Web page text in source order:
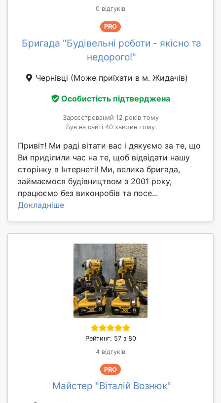
0 відгуків
PRO
Бригада "Будівельні роботи - якісно та
недорого!"
Чернівці (Може приїхати в м. Жидачів)
Особистість підтверджена
Зареєстрований 12 років тому
Був на сайті 40 хвилин тому
Привіт! Ми раді вітати вас і дякуємо за те, що
Ви приділили час на те, щоб відвідати нашу
сторінку в Інтернеті! Ми, велика бригада,
займаємося будівництвом з 2001 року,
працюємо без виконробів та посе...
Докладніше
Рейтинг: 57 з 80
4 відгуків
PRO
Майстер "Віталій Вознюк"